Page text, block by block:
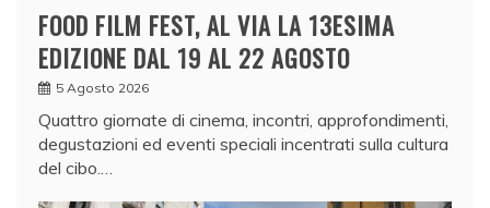
FOOD FILM FEST, AL VIA LA 13ESIMA
EDIZIONE DAL 19 AL 22 AGOSTO
5 Agosto 2026
Quattro giornate di cinema, incontri, approfondimenti,
degustazioni ed eventi speciali incentrati sulla cultura
del cibo.…